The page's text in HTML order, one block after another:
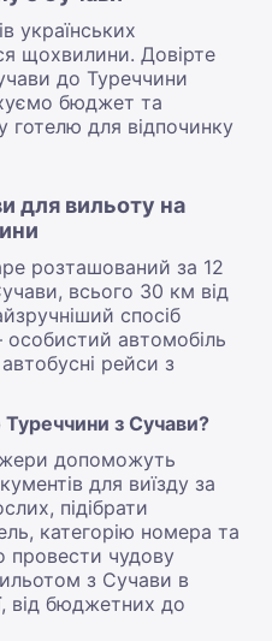
українських
щохвилини. Довірте
до Туреччини
бюджет та
готелю для відпочинку
для вильоту на
розташований за 12
всього 30 км від
спосіб
особистий автомобіль
рейси з
з Сучави?
допоможуть
для виїзду за
підібрати
категорію номера та
чудову
з Сучави в
від бюджетних до